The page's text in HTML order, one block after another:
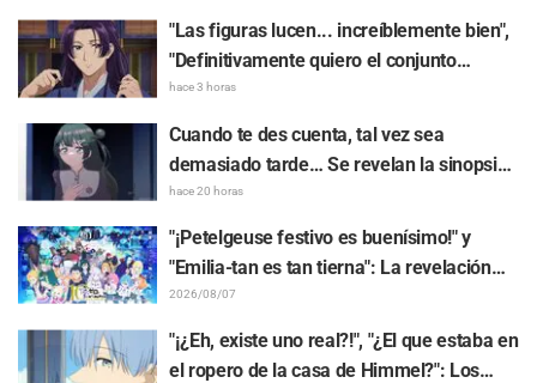
reaccionan a su surrealista mundo con
comentarios como "Se la ve muy feliz
todos los días"
"Las figuras lucen... increíblemente bien",
"Definitivamente quiero el conjunto
completo": Maomao y Jinshi de "Los
vida en elaboradas figuras con sus
atuendos de la película
hace 3 horas
Cuando te des cuenta, tal vez sea
demasiado tarde… Se revelan la sinopsis
y fotogramas del episodio 8 del anime
"BanG Dream! Yume∞Mita"
hace 20 horas
"¡Petelgeuse festivo es buenísimo!" y
"Emilia-tan es tan tierna": La revelación
del arte visual del evento del 10.º
aniversario del anime "Re:ZERO -Starting
Life in Another World-" genera gran
2026/08/07
"¡¿Eh, existe uno real?!", "¿El que estaba en
el ropero de la casa de Himmel?": Los